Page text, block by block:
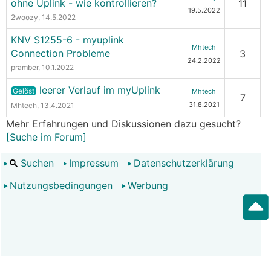
ohne Uplink - wie kontrollieren?
2woozy, 14.5.2022
19.5.2022
11
KNV S1255-6 - myuplink
Connection Probleme
pramber, 10.1.2022
Mhtech
24.2.2022
3
Gelöst leerer Verlauf im myUplink
Mhtech, 13.4.2021
Mhtech
31.8.2021
7
Mehr Erfahrungen und Diskussionen dazu gesucht?
[Suche im Forum]
Suchen Impressum
Datenschutzerklärung
Nutzungsbedingungen
Werbung